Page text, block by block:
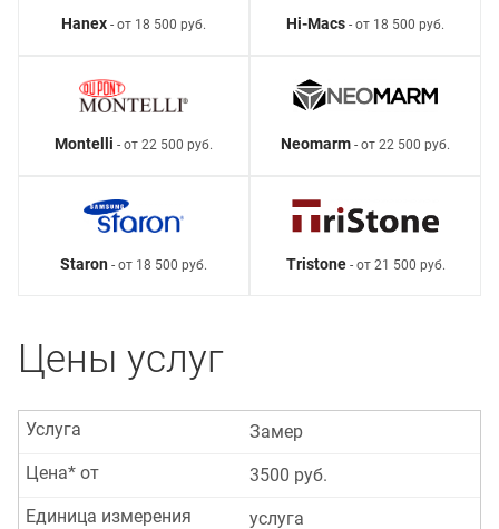
Hanex - от 18 500 руб. Hi-Macs - от 18 500 руб.
Montelli - от 22 500 руб. Neomarm - от 22 500 руб.
Staron - от 18 500 руб. Tristone- от 21 500 руб.
Цены услуг
Замер
Услуга
3500 руб.
Цена* от
услуга
Единица измерения